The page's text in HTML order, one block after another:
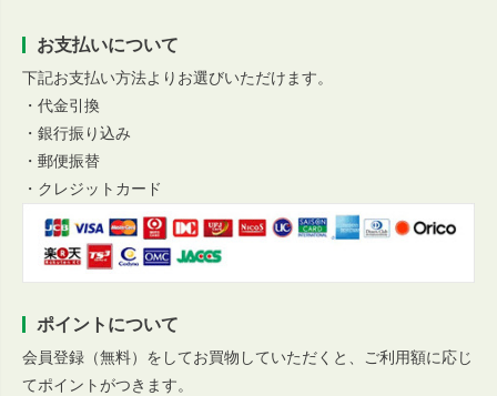
お支払いについて
下記お支払い方法よりお選びいただけます。
・代金引換
・銀行振り込み
・郵便振替
・クレジットカード
ポイントについて
会員登録（無料）をしてお買物していただくと、ご利用額に応じ
てポイントがつきます。